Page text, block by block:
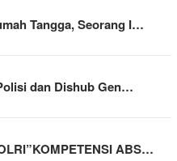
Tangga, Seorang I…
dan Dishub Gen…
ABS…